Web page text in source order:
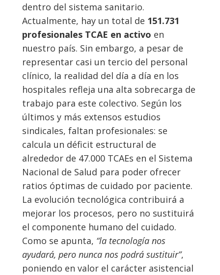
dentro del sistema sanitario.
Actualmente, hay un total de 151.731
profesionales TCAE en activo en
nuestro país. Sin embargo, a pesar de
representar casi un tercio del personal
clínico, la realidad del día a día en los
hospitales refleja una alta sobrecarga de
trabajo para este colectivo. Según los
últimos y más extensos estudios
sindicales, faltan profesionales: se
calcula un déficit estructural de
alrededor de 47.000 TCAEs en el Sistema
Nacional de Salud para poder ofrecer
ratios óptimas de cuidado por paciente.
La evolución tecnológica contribuirá a
mejorar los procesos, pero no sustituirá
el componente humano del cuidado.
Como se apunta, “la tecnología nos
ayudará, pero nunca nos podrá sustituir”,
poniendo en valor el carácter asistencial